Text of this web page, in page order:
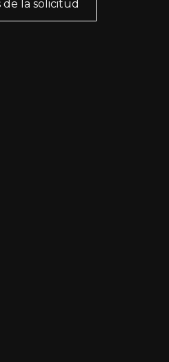
de la solicitud